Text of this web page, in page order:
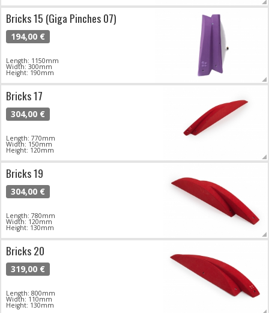
Bricks 15 (Giga Pinches 07)
194,00 €
Length: 1150mm
Width: 300mm
Height: 190mm
Bricks 17
304,00 €
Length: 770mm
Width: 150mm
Height: 120mm
Bricks 19
304,00 €
Length: 780mm
Width: 120mm
Height: 130mm
Bricks 20
319,00 €
Length: 800mm
Width: 110mm
Height: 130mm